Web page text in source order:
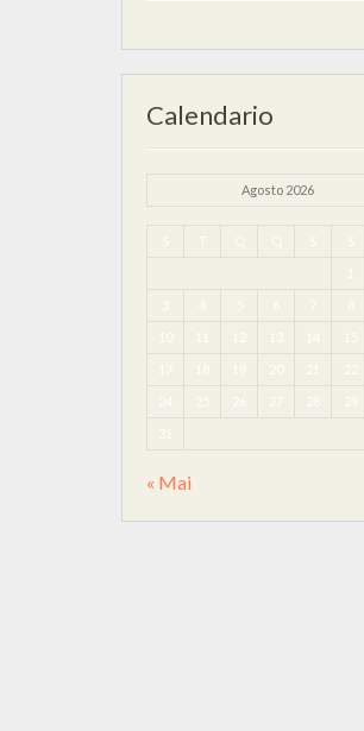
Calendario
Agosto 2026
S T Q Q S S
1
3 4 5 6 7 8
10 11 12 13 14 15
17 18 19 20 21
24 25 26 27 28 29
31
« Mai